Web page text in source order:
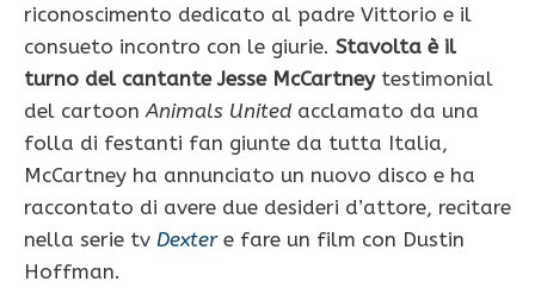
riconoscimento dedicato al padre Vittorio e il
consueto incontro con le giurie. Stavolta è il
turno del cantante Jesse McCartneytestimonial
del cartoonAnimals United acclamato da una
folla di festanti fan giunte da tutta Italia,
McCartney ha annunciato un nuovo disco e ha
raccontato di avere due desideri d’attore, recitare
nella serie tv Dexter e fare un film con Dustin
Hoffman.